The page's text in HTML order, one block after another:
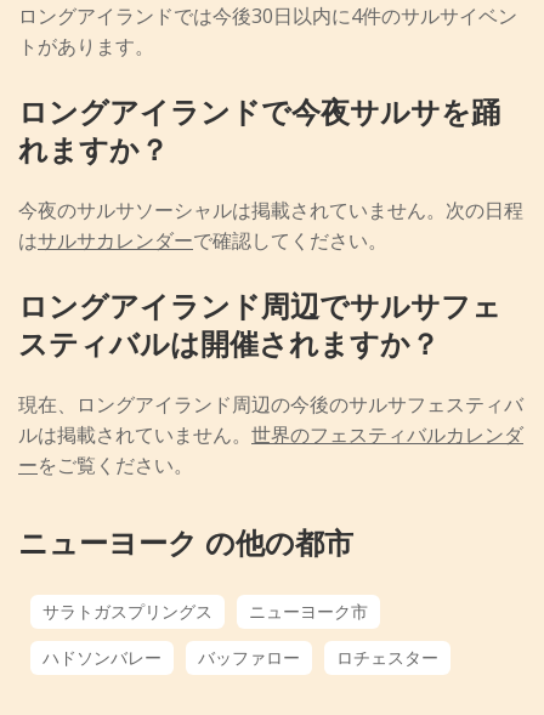
ロングアイランドでは今後30日以内に4件のサルサイベン
トがあります。
ロングアイランドで今夜サルサを踊
れますか？
今夜のサルサソーシャルは掲載されていません。次の日程
はサルサカレンダーで確認してください。
ロングアイランド周辺でサルサフェ
スティバルは開催されますか？
現在、ロングアイランド周辺の今後のサルサフェスティバ
ルは掲載されていません。 世界のフェスティバルカレンダ
ーをご覧ください。
ニューヨーク の他の都市
サラトガスプリングス
ニューヨーク市
ハドソンバレー
バッファロー ロチェスター